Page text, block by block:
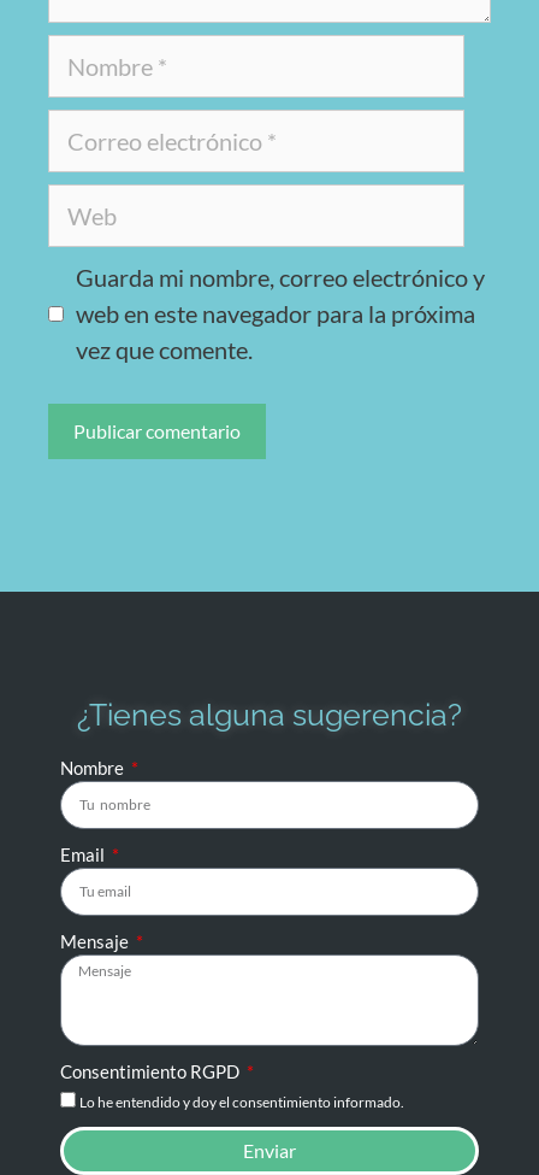
Guarda mi nombre, correo electrónico y
web en este navegador para la próxima
vez que comente.
¿Tienes alguna sugerencia?
Nombre
Email
Mensaje
Consentimiento RGPD
Lo he entendido y doy el consentimiento informado.
Enviar